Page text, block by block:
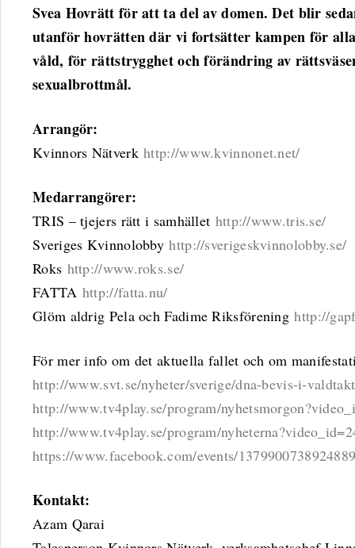
Svea Hovrätt för att ta del av domen. Det blir
utanför hovrätten där vi fortsätter kampen för
våld, för rättstrygghet och förändring av
sexualbrottmål.
Arrangör:
Kvinnors Nätverkhttp://www.kvinnonet.net/
Medarrangörer:
TRIS – tjejers rätt i samhället http://www.tris.se/
Sveriges Kvinnolobbyhttp://sverigeskvinnolobby.se/
Roks http://www.roks.se/
FATTA http://fatta.nu/
Glöm aldrig Pela och Fadime Riksföreninghttp://
För mer info om det aktuella fallet och om
http://www.svt.se/nyheter/sverige/dna-bevis-i-
http://www.tv4play.se/program/
http://www.tv4play.se/program/
https://www.facebook.com/events/
Kontakt:
Azam Qarai